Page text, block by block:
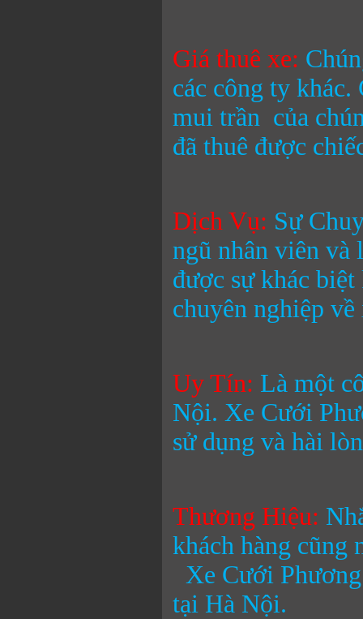
Giá thuê xe:
các công ty
mui trần của
đã thuê được
Dịch Vụ: Sự
ngũ nhân viên và
được sự khác
chuyên nghiệp
Uy Tín: Là một
Nội. Xe Cưới
sử dụng và hài
Thương Hiệu:
khách hàng cũng
Xe Cưới
tại Hà Nội.